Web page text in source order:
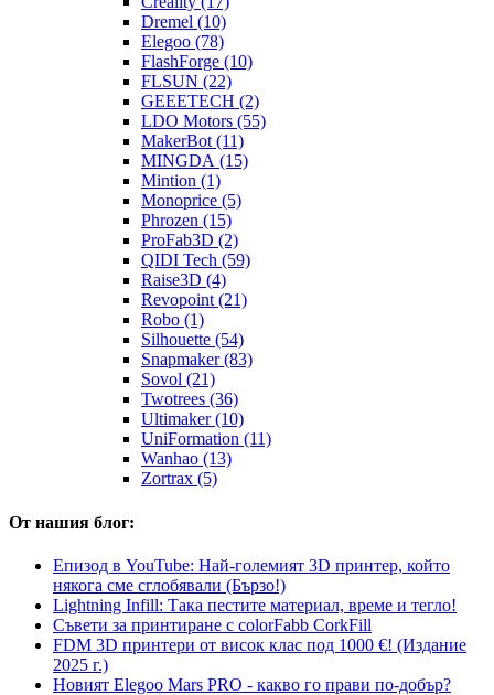
Dremel (10)
Elegoo (78)
FlashForge (10)
FLSUN (22)
GEEETECH (2)
LDO Motors (55)
MakerBot (11)
MINGDA (15)
Mintion (1)
Monoprice (5)
Phrozen (15)
ProFab3D (2)
QIDI Tech (59)
Raise3D (4)
Revopoint (21)
Robo (1)
Silhouette (54)
Snapmaker (83)
Sovol (21)
Twotrees (36)
Ultimaker (10)
UniFormation (11)
Wanhao (13)
Zortrax (5)
От нашия блог:
Епизод в YouTube: Най-големият 3D принтер, който
някога сме сглобявали (Бързо!)
Lightning Infill: Така пестите материал, време и тегло!
Съвети за принтиране с colorFabb CorkFill
FDM 3D принтери от висок клас под 1000 €! (Издание
2025 г.)
Новият Elegoo Mars PRO - какво го прави по-добър?